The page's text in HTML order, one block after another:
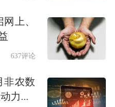
任央企的独立董
轻教授们有这样
增加公司治理结
”刘纪鹏称，目前
上、
637评论
非农数
力...